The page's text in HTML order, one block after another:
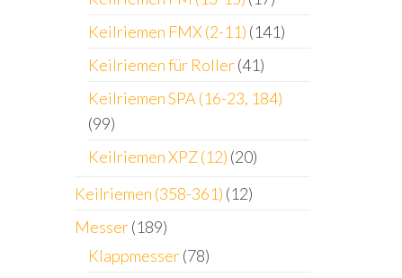
Keilriemen FMX (2-11) (141)
Keilriemen für Roller (41)
Keilriemen SPA (16-23, 184)
(99)
Keilriemen XPZ (12) (20)
Keilriemen (358-361) (12)
Messer (189)
Klappmesser (78)